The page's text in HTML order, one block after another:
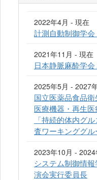
2022年4月 - 現在
計測自動制御学
2021年11月 - 現在
日本静脈麻酔学会
2025年5月 - 2027
国立医薬品食品
医療機器・再生
「持続的体内グ
査ワーキンググ
2023年10月 - 2024
システム制御情
演会実行委員長